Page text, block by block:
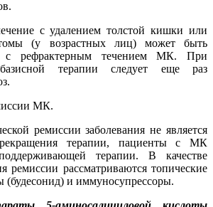
с удалением толстой кишки или
(у возрастных лиц) может быть
рефрактерным течением МК. При
базисной терапии следует еще раз
МК.
ремиссии заболевания не является
терапии, пациенты с МК
терапии. В качестве
ремиссии рассматриваются топические
(будесонид) и иммуносупрессоры.